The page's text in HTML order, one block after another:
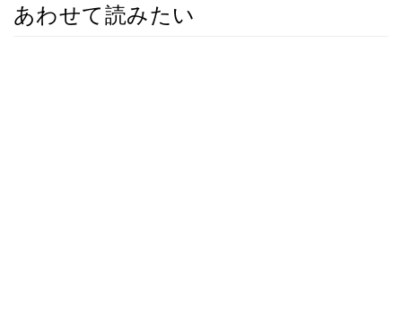
あわせて読みたい